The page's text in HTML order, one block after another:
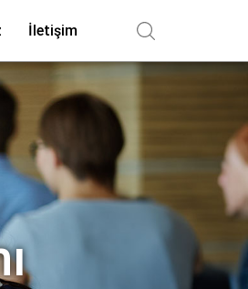
İletişim